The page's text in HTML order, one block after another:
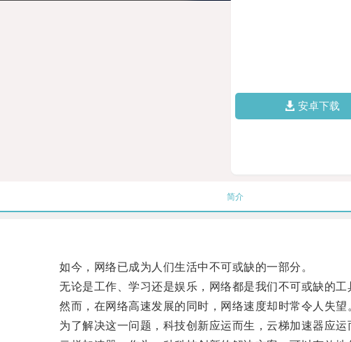
安卓下载
简介
如今，网络已成为人们生活中不可或缺的一部分。
无论是工作、学习还是娱乐，网络都是我们不可或缺的工
然而，在网络高速发展的同时，网络速度却时常令人失望
为了解决这一问题，科技创新应运而生，云梯加速器应运